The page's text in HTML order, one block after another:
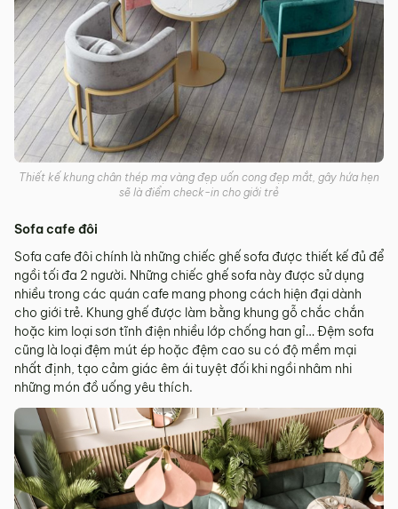
Thiết kế khung chân thép mạ vàng đẹp uốn cong đẹp mắt, gây hứa hẹn
sẽ là điểm check-in cho giới trẻ
Sofa cafe đôi
Sofa cafe đôi chính là những chiếc ghế sofa được thiết kế đủ để
ngồi tối đa 2 người. Những chiếc ghế sofa này được sử dụng
nhiều trong các quán cafe mang phong cách hiện đại dành
cho giới trẻ. Khung ghế được làm bằng khung gỗ chắc chắn
hoặc kim loại sơn tĩnh điện nhiều lớp chống han gỉ… Đệm sofa
cũng là loại đệm mút ép hoặc đệm cao su có độ mềm mại
nhất định, tạo cảm giác êm ái tuyệt đối khi ngồi nhâm nhi
những món đồ uống yêu thích.